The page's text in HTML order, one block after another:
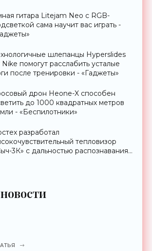
гитара Litejam Neo с RGB-
сама научит вас играть -
шлепанцы Hyperslides
Nike помогут расслабить усталые
после тренировки - «Гаджеты»
дрон Heone-X способен
до 1000 квадратных метров
- «Беспилотники»
разработал
тепловизор
3К» с дальностью распознавания